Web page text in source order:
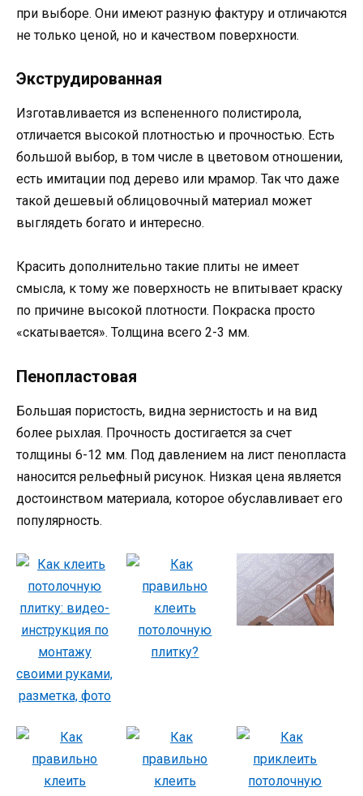
при выборе. Они имеют разную фактуру и отличаются
не только ценой, но и качеством поверхности.
Экструдированная
Изготавливается из вспененного полистирола,
отличается высокой плотностью и прочностью. Есть
большой выбор, в том числе в цветовом отношении,
есть имитации под дерево или мрамор. Так что даже
такой дешевый облицовочный материал может
выглядеть богато и интересно.
Красить дополнительно такие плиты не имеет
смысла, к тому же поверхность не впитывает краску
по причине высокой плотности. Покраска просто
«скатывается». Толщина всего 2-3 мм.
Пенопластовая
Большая пористость, видна зернистость и на вид
более рыхлая. Прочность достигается за счет
толщины 6-12 мм. Под давлением на лист пенопласта
наносится рельефный рисунок. Низкая цена является
достоинством материала, которое обуславливает его
популярность.